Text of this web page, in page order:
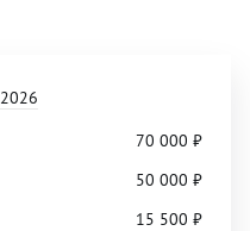
70 000 ₽
50 000 ₽
15 500 ₽